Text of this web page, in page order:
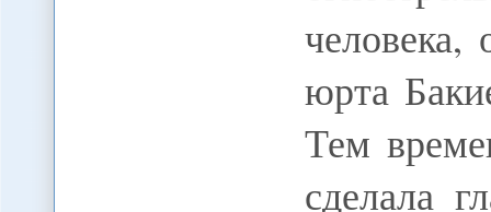
юрта
Тем
сделала